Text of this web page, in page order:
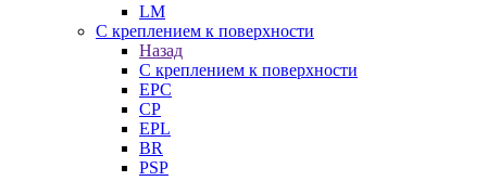
LM
С креплением к поверхности
Назад
С креплением к поверхности
EPC
CP
EPL
BR
PSP